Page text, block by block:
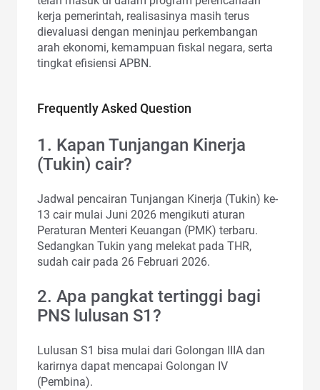
kerja pemerintah, realisasinya masih terus
dievaluasi dengan meninjau perkembangan
arah ekonomi, kemampuan fiskal negara, serta
tingkat efisiensi APBN.
Frequently Asked Question
1. Kapan Tunjangan Kinerja
(Tukin) cair?
Jadwal pencairan Tunjangan Kinerja (Tukin) ke-
13 cair mulai Juni 2026 mengikuti aturan
Peraturan Menteri Keuangan (PMK) terbaru.
Sedangkan Tukin yang melekat pada THR,
sudah cair pada 26 Februari 2026.
2. Apa pangkat tertinggi bagi
PNS lulusan S1?
Lulusan S1 bisa mulai dari Golongan IIIA dan
karirnya dapat mencapai Golongan IV
(Pembina).